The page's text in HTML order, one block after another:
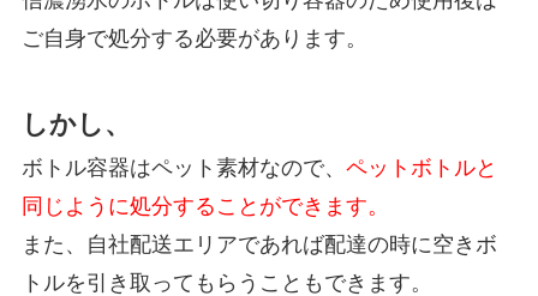
ご自身で処分する必要があります。
しかし、
ボトル容器はペット素材なので、 ペットボトルと
同じように処分することができます。
また、自社配送エリアであれば配達の時に空きボ
トルを引き取ってもらうこともできます。